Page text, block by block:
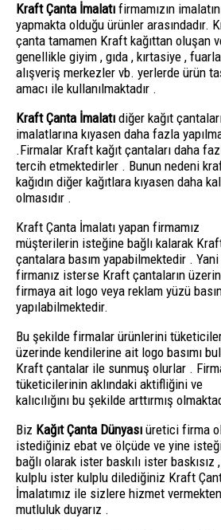
Kraft Çanta İmalatı firmamızın
yapmakta olduğu ürünler arasındadır.
çanta tamamen Kraft kağıttan oluşan
genellikle giyim , gıda , kırtasiye ,
alışveriş merkezler vb. yerlerde ürün
amacı ile kullanılmaktadır .
Kraft Çanta İmalatı diğer kağıt
imalatlarına kıyasen daha fazla
.Firmalar Kraft kağıt çantaları daha
tercih etmektedirler . Bunun nedeni
kağıdın diğer kağıtlara kıyasen daha
olmasıdır .
Kraft Çanta İmalatı yapan firmamız
müşterilerin isteğine bağlı kalarak
çantalara basım yapabilmektedir . Yani
firmanız isterse Kraft çantaların
firmaya ait logo veya reklam yüzü
yapılabilmektedir.
Bu şekilde firmalar ürünlerini
üzerinde kendilerine ait logo basımı
Kraft çantalar ile sunmuş olurlar .
tüketicilerinin aklındaki aktifliğini ve
kalıcılığını bu şekilde arttırmış
Biz Kağıt Çanta Dünyası üretici firma
istediğiniz ebat ve ölçüde ve yine
bağlı olarak ister baskılı ister baskısız
kulplu ister kulplu dilediğiniz Kraft
İmalatımız ile sizlere hizmet vermekten
mutluluk duyarız .